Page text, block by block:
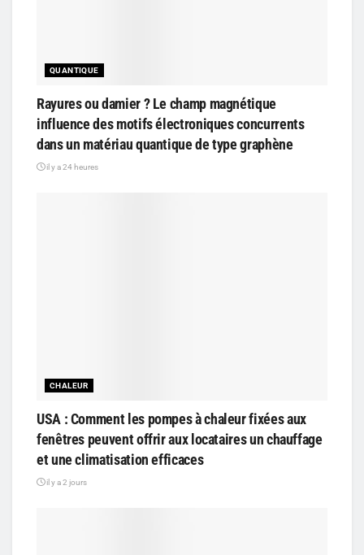
QUANTIQUE
Rayures ou damier ? Le champ magnétique
influence des motifs électroniques concurrents
dans un matériau quantique de type graphène
il y a 24 heures
CHALEUR
USA : Comment les pompes à chaleur fixées aux
fenêtres peuvent offrir aux locataires un chauffage
et une climatisation efficaces
il y a 2 jours